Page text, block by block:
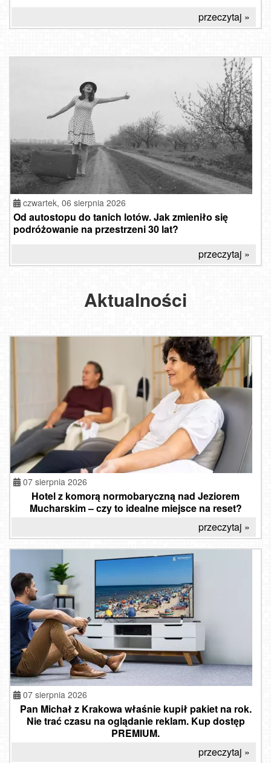
przeczytaj »
czwartek, 06 sierpnia 2026
Od autostopu do tanich lotów. Jak zmieniło się
podróżowanie na przestrzeni 30 lat?
przeczytaj »
Aktualności
07 sierpnia 2026
Hotel z komorą normobaryczną nad Jeziorem
Mucharskim – czy to idealne miejsce na reset?
przeczytaj »
07 sierpnia 2026
Pan Michał z Krakowa właśnie kupił pakiet na rok.
Nie trać czasu na oglądanie reklam. Kup dostęp
PREMIUM.
przeczytaj »